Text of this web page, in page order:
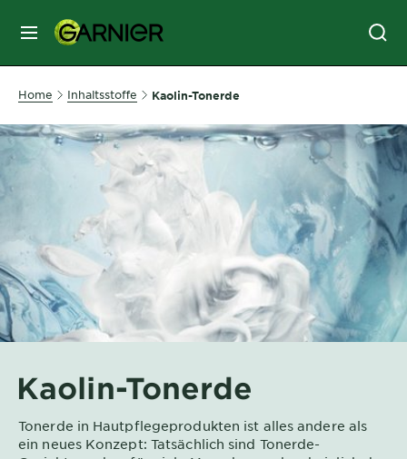
MENU
GESICHTSPFLEGE
HAARPFLEGE
HAARFARBE
SONNENSCHUTZ
KÖRPERPFLEGE
SERVICES
&
DIAGNOSTIK
Home Inhaltsstoffe Kaolin-Tonerde
Kaolin-Tonerde
Tonerde in Hautpflegeprodukten ist alles andere als
ein neues Konzept: Tatsächlich sind Tonerde-